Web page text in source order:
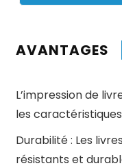
AVANTAGES
L’impression de
les
Durabilité : Les
résistants et